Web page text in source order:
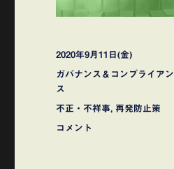
投
稿
日:
2020年9月11日(金)
カ
テ
ゴ
ー
ガバナンス＆コンプライアン
ス
タ
不正・不祥事, 再発防止策
り
コメント